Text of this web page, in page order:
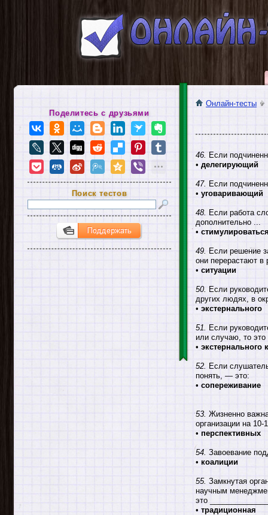
Онлайн-тесты
46. Если
• делегирующий
47. Если
• уговаривающий
48. Если работа
дополнительно ...
•
49. Если решение
они перерастают в
• ситуации
50. Если
других людях, в
• экстернального
51.
Если
или случаю, то это
• экстернального
52. Если
понять, — это:
• сопереживание
53. Жизненно
организации на
• перспективных
54. Завоевание
• коалиции
55. Замкнутая
научным
это
• традиционная
Поделитесь с друзьями
Поиск тестов